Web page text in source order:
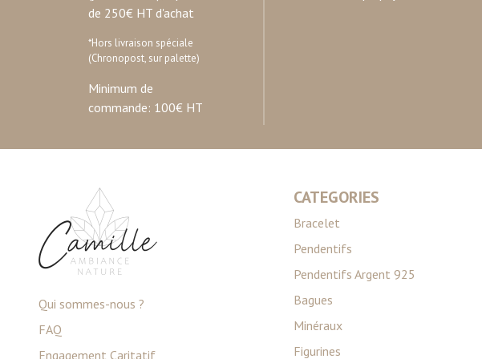
de 250€ HT d'achat
*Hors livraison spéciale
(Chronopost, sur palette)
Minimum de
commande: 100€ HT
Qui sommes-nous ?
FAQ
Engagement Caritatif
CATEGORIES
Bracelet
Pendentifs
Pendentifs Argent 925
Bagues
Minéraux
Figurines